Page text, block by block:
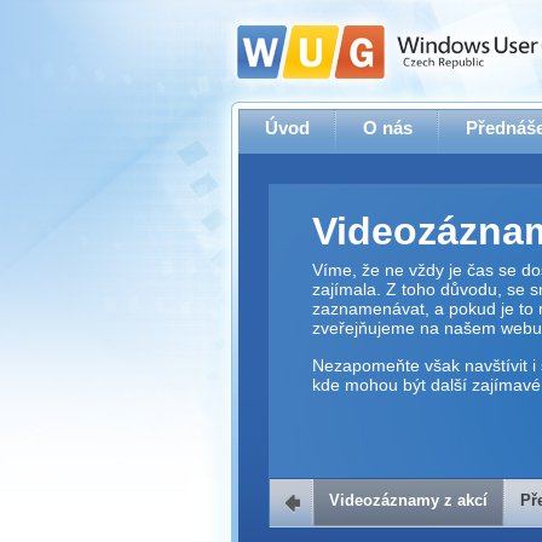
Úvod O nás
Víme, že ne vždy je čas se
zajímala. Z toho důvodu, se
zaznamenávat, a pokud je to
zveřejňujeme na našem webu.
Nezapomeňte však navštívit i
kde mohou být další zajímavé
Přehrávač
Videozáznamy z akcí